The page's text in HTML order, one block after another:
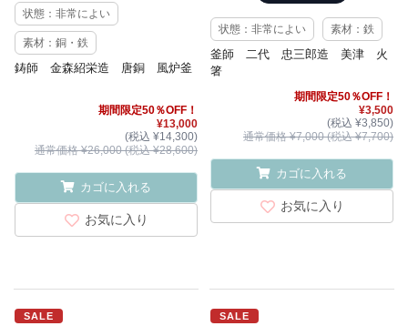
状態：非常によい
素材：銅・鉄
鋳師 金森紹栄造 唐銅 風炉釜
期間限定50％OFF！
¥13,000
(税込 ¥14,300)
通常価格 ¥26,000 (税込 ¥28,600)
カゴに入れる
お気に入り
状態：非常によい 素材：鉄
釜師 二代 忠三郎造 美津 火
箸
期間限定50％OFF！
¥3,500
(税込 ¥3,850)
通常価格 ¥7,000 (税込 ¥7,700)
カゴに入れる
お気に入り
SALE SALE